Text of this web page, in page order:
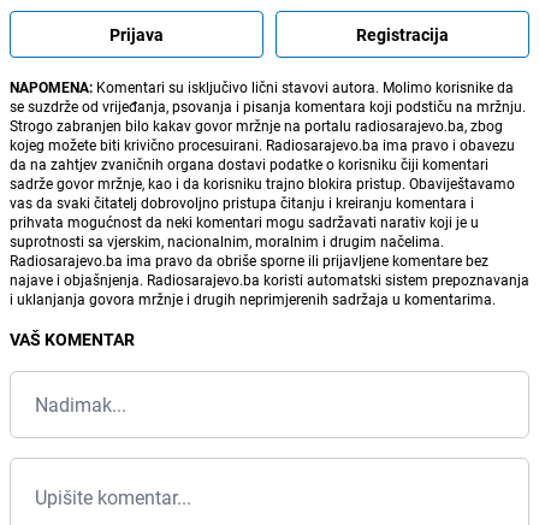
Prijava Registracija
NAPOMENA: Komentari su isključivo lični stavovi autora. Molimo korisnike da
se suzdrže od vrijeđanja, psovanja i pisanja komentara koji podstiču na mržnju.
Strogo zabranjen bilo kakav govor mržnje na portalu radiosarajevo.ba, zbog
kojeg možete biti krivično procesuirani. Radiosarajevo.ba ima pravo i obavezu
da na zahtjev zvaničnih organa dostavi podatke o korisniku čiji komentari
sadrže govor mržnje, kao i da korisniku trajno blokira pristup. Obaviještavamo
vas da svaki čitatelj dobrovoljno pristupa čitanju i kreiranju komentara i
prihvata mogućnost da neki komentari mogu sadržavati narativ koji je u
suprotnosti sa vjerskim, nacionalnim, moralnim i drugim načelima.
Radiosarajevo.ba ima pravo da obriše sporne ili prijavljene komentare bez
najave i objašnjenja. Radiosarajevo.ba koristi automatski sistem prepoznavanja
i uklanjanja govora mržnje i drugih neprimjerenih sadržaja u komentarima.
VAŠ KOMENTAR